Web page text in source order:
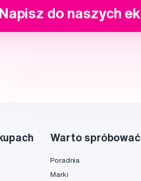
Napisz do naszych
Warto spróbować
Poradnia
Marki